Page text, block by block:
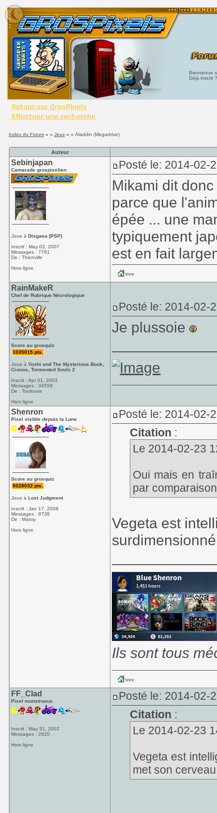
Bienvenue
Déjà inscrit
Index du Forum» » Jeux» » Aladdin (Megadrive)
Auteur
Sebinjapan
Camarade grospixelien
Joue àDisgaea (PSP)
Inscrit : May 02, 2007
Messages : 7781
De : Thionville
Hors ligne
Posté le: 2014-02-
Mikami dit
parce que
épée ... une
typiquement
est en fait
RainMakeR
Chef de Rubrique Nécrologique
Score au grosquiz
1035015 pts.
Joue àYoshi and The Mysterious Book,
Cronos, Tormented Souls 2
Inscrit : Apr 01, 2003
Messages : 34558
De : Toulouse
Hors ligne
Posté le: 2014-02-
Je plussoie
Shenron
Pixel visible depuis la Lune
Score au grosquiz
0028032 pts.
Joue àLost Judgment
Inscrit : Jan 17, 2008
Messages : 9738
De : Massy
Hors ligne
Posté le: 2014-02-
Citation :
Le 2014-02-23
Oui mais en
par
Vegeta est
Ils sont tous
FF_Clad
Pixel monstrueux
Inscrit : May 31, 2002
Messages : 2620
Hors ligne
Posté le: 2014-02-
Citation :
Le 2014-02-23
Vegeta est
met son